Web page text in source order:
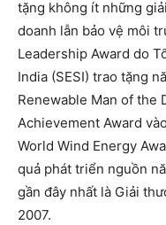
tặng không ít những
doanh lẫn bảo vệ môi
Leadership Award do
India (SESI) trao tặng
Renewable Man of the
Achievement Award
World Wind Energy
quả phát triển nguồn
gần đây nhất là Giải
2007.